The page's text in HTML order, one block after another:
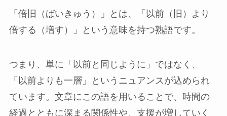
「倍旧（ばいきゅう）」とは、「以前（旧）より
倍する（増す）」という意味を持つ熟語です。
つまり、単に「以前と同じように」ではなく、
「以前よりも一層」というニュアンスが込められ
ています。文章にこの語を用いることで、時間の
経過とともに深まる関係性や、支援が増していく